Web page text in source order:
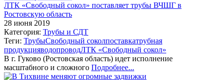
ЛТК «Свободный сокол» поставляет трубы ВЧШГ в
Ростовскую область
28 июня 2019
Категория: Трубы и СДТ
Теги: ТрубыСвободный соколпоставкатрубная
продукцияводопроводЛТК «Свободный сокол»
В г. Гуково (Ростовская область) идет исполнение
масштабного и сложного Подробнее...